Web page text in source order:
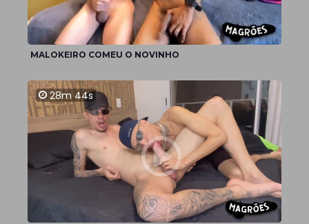
MALOKEIRO COMEU O NOVINHO
28m 44s